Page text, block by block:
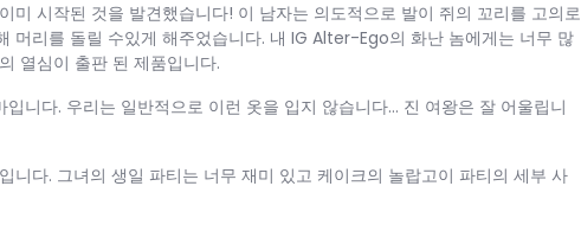
미 시작된 것을 발견했습니다! 이 남자는 의도적으로 발이 쥐의 꼬리를 고의로
머리를 돌릴 수있게 해주었습니다. 내 IG Alter-Ego의 화난 놈에게는 너무 많
열심이 출판 된 제품입니다.
니다. 우리는 일반적으로 이런 옷을 입지 않습니다… 진 여왕은 잘 어울립니
니다. 그녀의 생일 파티는 너무 재미 있고 케이크의 놀랍고이 파티의 세부 사